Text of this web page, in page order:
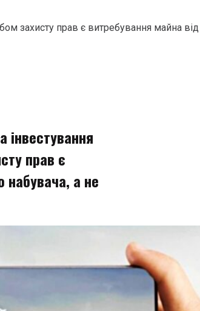
захисту прав є витребування майна
інвестування
прав є
набувача, а не